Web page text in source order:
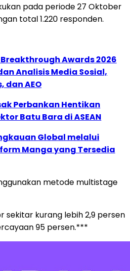
pada periode 27 Oktober
total 1.220 responden.
Awards 2026
Analisis Media Sosial,
dan AEO
Perbankan Hentikan
Batu Bara di ASEAN
Global melalui
Manga yang Tersedia
metode multistage
sekitar kurang lebih 2,9 persen
95 persen.***